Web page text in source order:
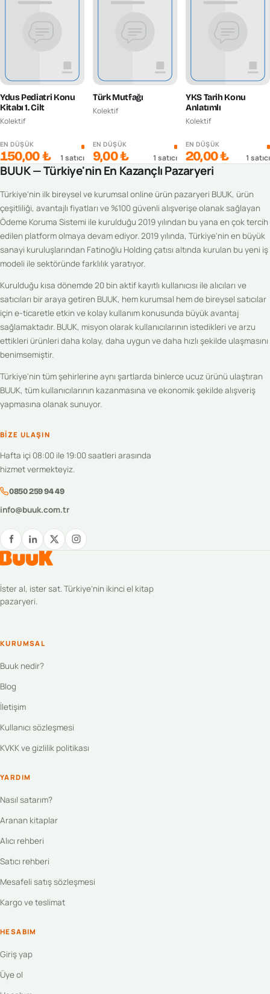
Ydus Pediatri Konu
Kitabı 1. Cilt
Kolektif
EN DÜŞÜK
150,00 ₺ 1 satıcı
Türk Mutfağı
Kolektif
EN DÜŞÜK
9,00 ₺ 1 satıcı
YKS Tarih Konu
Anlatımlı
Kolektif
EN DÜŞÜK
20,00 ₺ 1 satıcı
BUUK — Türkiye'nin En Kazançlı Pazaryeri
Türkiye'nin ilk bireysel ve kurumsal online ürün pazaryeri BUUK, ürün
çeşitliliği, avantajlı fiyatları ve %100 güvenli alışverişe olanak sağlayan
Ödeme Koruma Sistemi ile kurulduğu 2019 yılından bu yana en çok tercih
edilen platform olmaya devam ediyor. 2019 yılında, Türkiye'nin en büyük
sanayi kuruluşlarından Fatinoğlu Holding çatısı altında kurulan bu yeni iş
modeli ile sektöründe farklılık yaratıyor.
Kurulduğu kısa dönemde 20 bin aktif kayıtlı kullanıcısı ile alıcıları ve
satıcıları bir araya getiren BUUK, hem kurumsal hem de bireysel satıcılar
için e-ticaretle etkin ve kolay kullanım konusunda büyük avantaj
sağlamaktadır. BUUK, misyon olarak kullanıcılarının istedikleri ve arzu
ettikleri ürünleri daha kolay, daha uygun ve daha hızlı şekilde ulaşmasını
benimsemiştir.
Türkiye'nin tüm şehirlerine aynı şartlarda binlerce ucuz ürünü ulaştıran
BUUK, tüm kullanıcılarının kazanmasına ve ekonomik şekilde alışveriş
yapmasına olanak sunuyor.
BIZE ULAŞIN
Hafta içi 08:00 ile 19:00 saatleri arasında
hizmet vermekteyiz.
0850 259 94 49
info@buuk.com.tr
İster al, ister sat. Türkiye’nin ikinci el kitap
pazaryeri.
KURUMSAL
Buuk nedir?
Blog
İletişim
Kullanıcı sözleşmesi
KVKK ve gizlilik politikası
YARDIM
Nasıl satarım?
Aranan kitaplar
Alıcı rehberi
Satıcı rehberi
Mesafeli satış sözleşmesi
Kargo ve teslimat
HESABIM
Giriş yap
Üye ol